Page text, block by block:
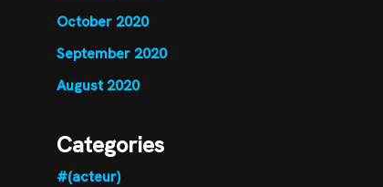
October 2020
September 2020
August 2020
Categories
#(acteur)